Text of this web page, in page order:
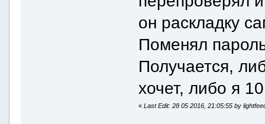
он раскладку
Поменял
Получается,
хочет, либо я
«Last Edit: 28 05 2016, 21:05:55 by